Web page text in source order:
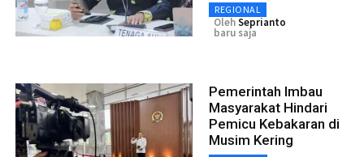
REGIONAL
OlehSeprianto
baru saja
Pemerintah Imbau
Masyarakat Hindari
Pemicu Kebakaran di
Musim Kering